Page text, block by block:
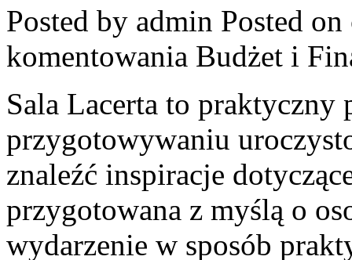
Posted by admin Posted
komentowania Budżet i
Sala Lacerta to praktyczny
przygotowywaniu
znaleźć inspiracje
przygotowana z myślą o
wydarzenie w sposób